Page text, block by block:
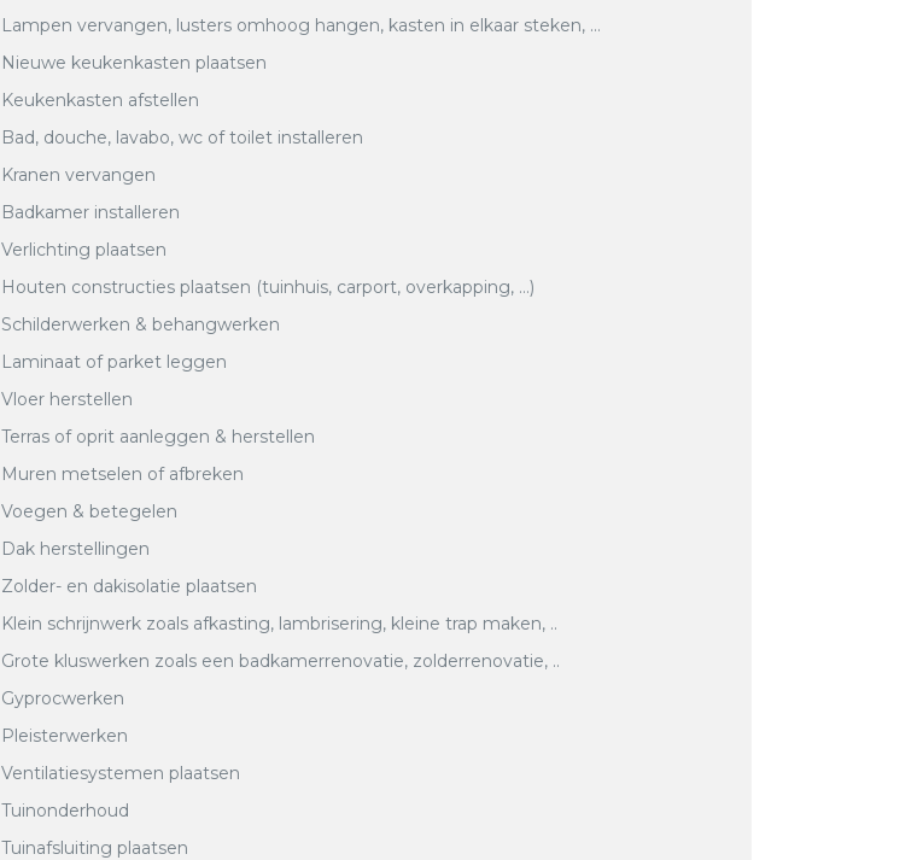
Lampen vervangen, lusters omhoog hangen, kasten in elkaar steken, …
Nieuwe keukenkasten plaatsen
Keukenkasten afstellen
Bad, douche, lavabo, wc of toilet installeren
Kranen vervangen
Badkamer installeren
Verlichting plaatsen
Houten constructies plaatsen (tuinhuis, carport, overkapping, …)
Schilderwerken & behangwerken
Laminaat of parket leggen
Vloer herstellen
Terras of oprit aanleggen & herstellen
Muren metselen of afbreken
Voegen & betegelen
Dak herstellingen
Zolder- en dakisolatie plaatsen
Klein schrijnwerk zoals afkasting, lambrisering, kleine trap maken, ..
Grote kluswerken zoals een badkamerrenovatie, zolderrenovatie, ..
Gyprocwerken
Pleisterwerken
Ventilatiesystemen plaatsen
Tuinonderhoud
Tuinafsluiting plaatsen